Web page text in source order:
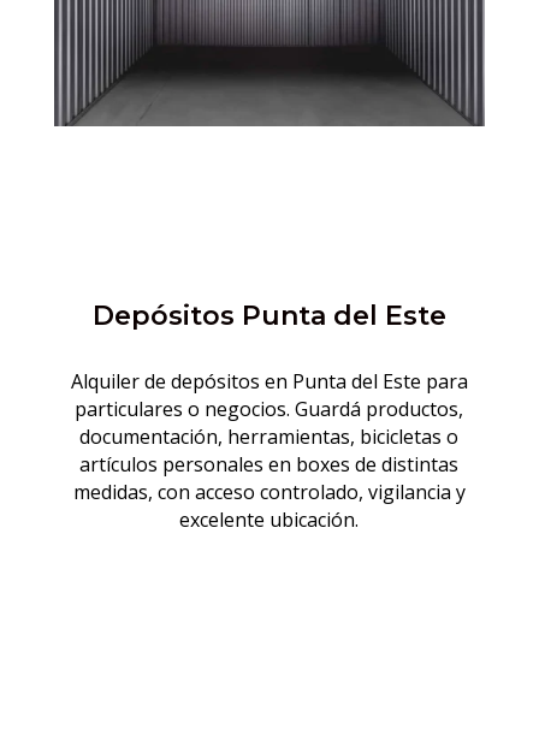
Depósitos Punta del Este
Alquiler de depósitos en Punta del Este para
particulares o negocios. Guardá productos,
documentación, herramientas, bicicletas o
artículos personales en boxes de distintas
medidas, con acceso controlado, vigilancia y
excelente ubicación.